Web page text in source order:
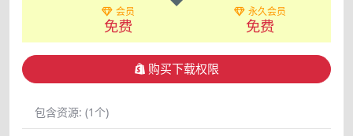
会员
免费
永久会员
免费
购买下载权限
包含资源: (1个)